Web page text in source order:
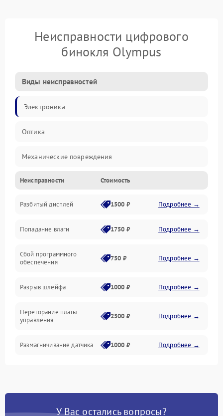
Неисправности цифрового
бинокля Olympus
Виды неисправностей
Электроника
Оптика
Механические повреждения
Видео
Механика
Управление
Электропитание
Неисправности Стоимость
Разбитый дисплей 1500 ₽ Подробнее →
Попадание влаги 1750 ₽ Подробнее →
Сбой программного
обеспечения
750 ₽ Подробнее →
Разрыв шлейфа 1000 ₽ Подробнее →
Перегорание платы
управления
2500 ₽ Подробнее →
Размагничивание датчика 1000 ₽ Подробнее →
цветов дисплея
Подробнее →
У Вас остались вопросы?